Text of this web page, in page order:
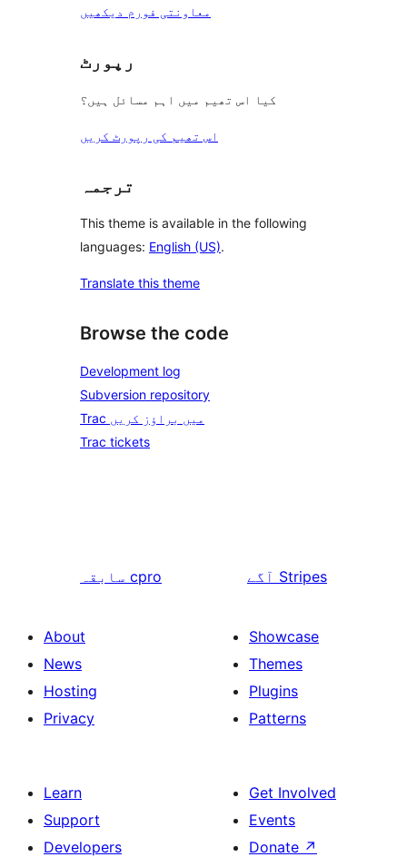
معاونتی فورم دیکھیں
رپورٹ
کیا اس تھیم میں اہم مسائل ہیں؟
اس تھیم کی رپورٹ کریں
ترجمہ
This theme is available in the following
languages: English (US).
Translate this theme
Browse the code
Development log
Subversion repository
Trac میں براؤز کریں
Trac tickets
سابقہ cpro آگے Stripes
About
News
Hosting
Privacy
Showcase
Themes
Plugins
Patterns
Learn
Support
Developers
Get Involved
Events
Donate ↗